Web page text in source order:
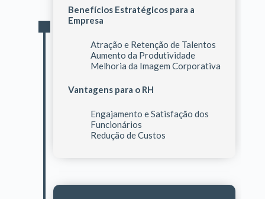
Benefícios Estratégicos para a
Empresa
Atração e Retenção de Talentos
Aumento da Produtividade
Melhoria da Imagem Corporativa
Vantagens para o RH
Engajamento e Satisfação dos
Funcionários
Redução de Custos